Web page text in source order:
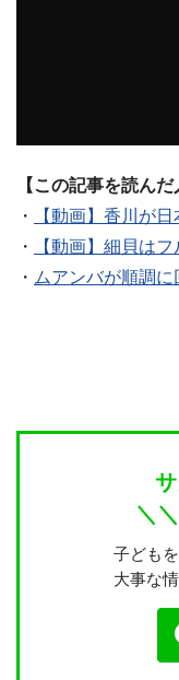
【この記事を読ん
・
【動画】香川が
・
【動画】細貝は
・ ムアンバが順調に
＼
子ども
大事な